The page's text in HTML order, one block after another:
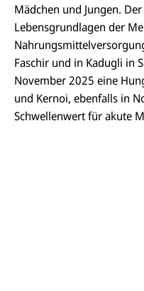
Mädchen und Jungen.
Lebensgrundlagen der
Faschir und in Kadugli in
November 2025 eine
und Kernoi, ebenfalls in
Schwellenwert für akute